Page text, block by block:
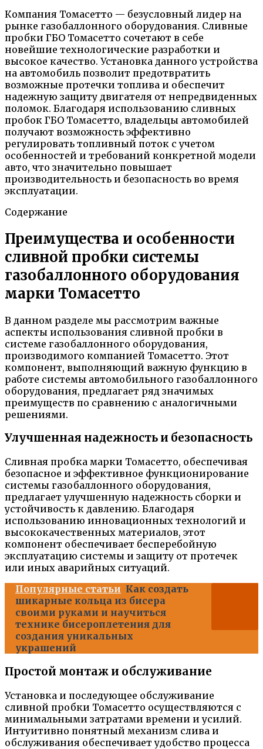
Компания Томасетто — безусловный лидер на
рынке газобаллонного оборудования. Сливные
пробки ГБО Томасетто сочетают в себе
новейшие технологические разработки и
высокое качество. Установка данного устройства
на автомобиль позволит предотвратить
возможные протечки топлива и обеспечит
надежную защиту двигателя от непредвиденных
поломок. Благодаря использованию сливных
пробок ГБО Томасетто, владельцы автомобилей
получают возможность эффективно
регулировать топливный поток с учетом
особенностей и требований конкретной модели
авто, что значительно повышает
производительность и безопасность во время
эксплуатации.
Содержание
Преимущества и особенности
сливной пробки системы
газобаллонного оборудования
марки Томасетто
В данном разделе мы рассмотрим важные
аспекты использования сливной пробки в
системе газобаллонного оборудования,
производимого компанией Томасетто. Этот
компонент, выполняющий важную функцию в
работе системы автомобильного газобаллонного
оборудования, предлагает ряд значимых
преимуществ по сравнению с аналогичными
решениями.
Улучшенная надежность и безопасность
Сливная пробка марки Томасетто, обеспечивая
безопасное и эффективное функционирование
системы газобаллонного оборудования,
предлагает улучшенную надежность сборки и
устойчивость к давлению. Благодаря
использованию инновационных технологий и
высококачественных материалов, этот
компонент обеспечивает бесперебойную
эксплуатацию системы и защиту от протечек
или иных аварийных ситуаций.
Популярные статьи Как создать
шикарные кольца из бисера
своими руками и научиться
технике бисероплетения для
создания уникальных
украшений
Простой монтаж и обслуживание
Установка и последующее обслуживание
сливной пробки Томасетто осуществляются с
минимальными затратами времени и усилий.
Интуитивно понятный механизм слива и
обслуживания обеспечивает удобство процесса